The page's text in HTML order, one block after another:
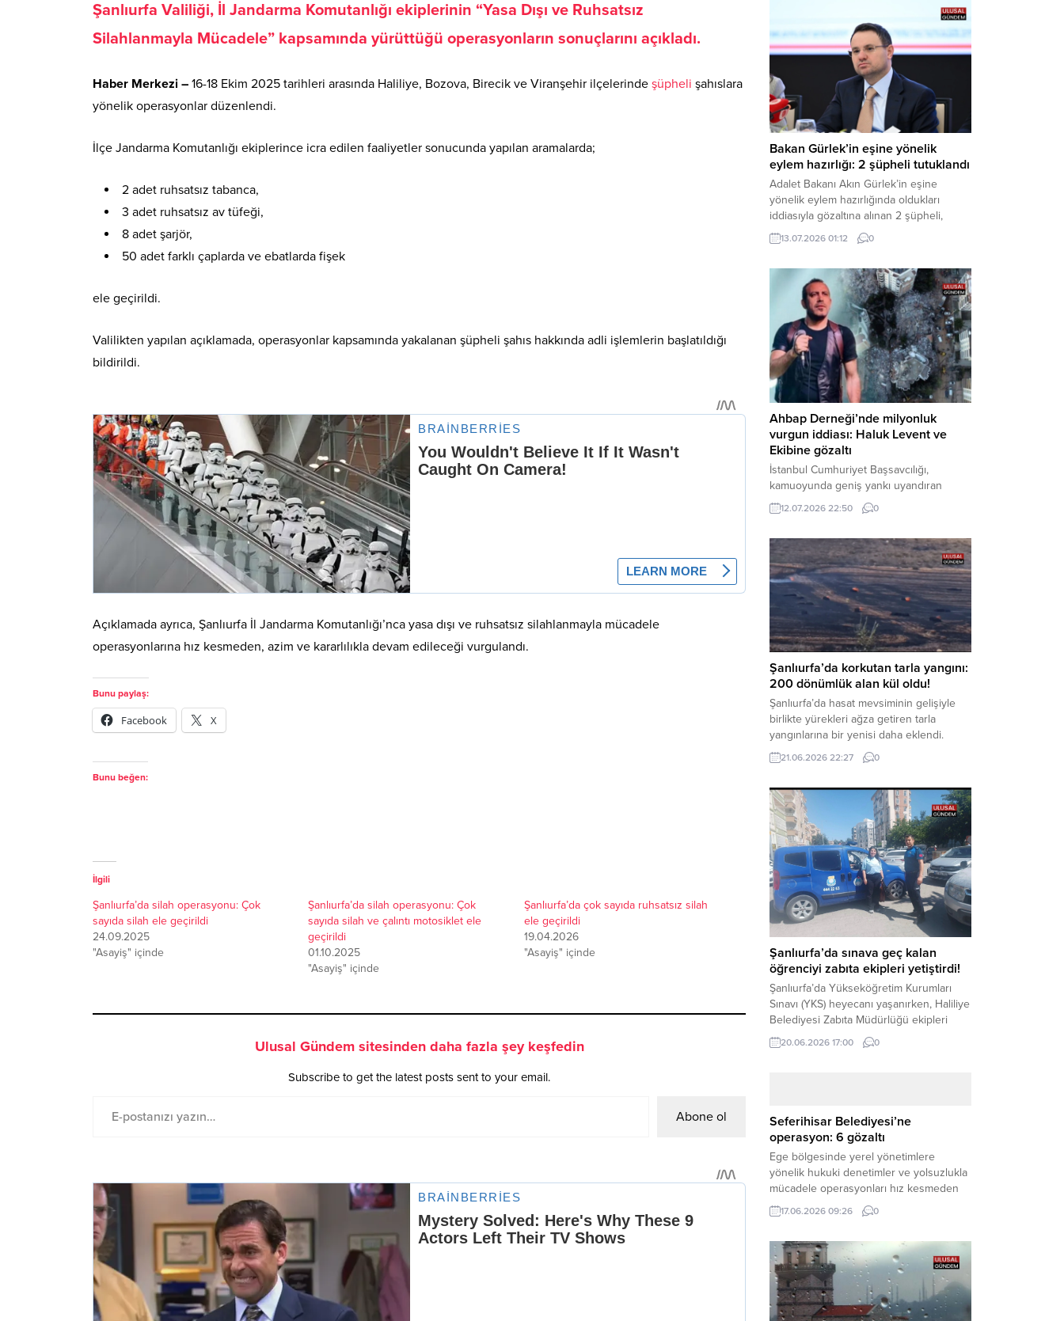
Şanlıurfa Valiliği, İl Jandarma Komutanlığı ekiplerinin “Yasa Dışı ve Ruhsatsız
Silahlanmayla Mücadele” kapsamında yürüttüğü operasyonların sonuçlarını açıkladı.
Haber Merkezi – 16-18 Ekim 2025 tarihleri arasında Haliliye, Bozova, Birecik ve Viranşehir ilçelerinde şüpheli şahıslara
yönelik operasyonlar düzenlendi.
İlçe Jandarma Komutanlığı ekiplerince icra edilen faaliyetler sonucunda yapılan aramalarda;
2 adet ruhsatsız tabanca,
3 adet ruhsatsız av tüfeği,
8 adet şarjör,
50 adet farklı çaplarda ve ebatlarda fişek
ele geçirildi.
Valilikten yapılan açıklamada, operasyonlar kapsamında yakalanan şüpheli şahıs hakkında adli işlemlerin başlatıldığı
bildirildi.
Açıklamada ayrıca, Şanlıurfa İl Jandarma Komutanlığı’nca yasa dışı ve ruhsatsız silahlanmayla mücadele
operasyonlarına hız kesmeden, azim ve kararlılıkla devam edileceği vurgulandı.
Bunu paylaş:
Facebook X
Bunu beğen:
İlgili
Şanlıurfa’da silah operasyonu: Çok
sayıda silah ele geçirildi
24.09.2025
"Asayiş" içinde
Şanlıurfa’da silah operasyonu: Çok
sayıda silah ve çalıntı motosiklet ele
geçirildi
01.10.2025
"Asayiş" içinde
Şanlıurfa’da çok sayıda ruhsatsız silah
ele geçirildi
19.04.2026
"Asayiş" içinde
Ulusal Gündem sitesinden daha fazla şey keşfedin
Subscribe to get the latest posts sent to your email.
Abone ol
tedbirli olmaya çağırdı. Haber Merkezi –
Çevre, Şehircilik ve İklim Değişikliği
Bakanlığı Meteoroloji Genel Müdürlüğü,
ülke genelini kapsayan son hava...
Bakan Gürlek’in eşine yönelik
eylem hazırlığı: 2 şüpheli tutuklandı
Adalet Bakanı Akın Gürlek’in eşine
yönelik eylem hazırlığında oldukları
iddiasıyla gözaltına alınan 2 şüpheli,
çıkarıldıkları mahkemece tutuklanarak
cezaevine gönderildi. Haber Merkezi –
tarafından yürütülen geniş kapsamlı
soruşturma çerçevesinde gözaltına
alınan şüphelilerin emniyetteki işlemleri
tamamlandı. Güvenlik birimlerindeki
sorgularının ardından yoğun güvenlik
önlemleri altında adliyeye sevk edilen
U.Y. ve...
13.07.2026 01:12 0
Ahbap Derneği’nde milyonluk
vurgun iddiası: Haluk Levent ve
Ekibine gözaltı
İstanbul Cumhuriyet Başsavcılığı,
kamuoyunda geniş yankı uyandıran
Ahbap Derneği’ne yönelik kapsamlı bir
soruşturma başlattığını ve Dernek
şüphelilerin gözaltına alındığını açıkladı.
Yürütülen tahkikatın “Dernekler
Kanunu’na muhalefet”, “suçtan
kaynaklanan mal varlığı değerlerini
aklama” ve “örgüt” suçlamaları
kapsamında derinleştirildiği bildirildi.
Haber Merkezi – Soruşturmanın
odağında, özellikle 6 Şubat...
12.07.2026 22:50 0
Şanlıurfa’da korkutan tarla yangını:
200 dönümlük alan kül oldu!
Şanlıurfa’da hasat mevsiminin gelişiyle
birlikte yürekleri ağza getiren tarla
yangınlarına bir yenisi daha eklendi.
Hilvan ilçesinde çıkan yangında, 50
dönümü biçilmemiş buğday olmak üzere
teslim olarak küle döndü. Haber Merkezi
– Yangın, Şanlıurfa’nın Hilvan ilçesine
bağlı Agilmuz köyünde meydana geldi.
Edinilen bilgilere göre, henüz
belirlenemeyen...
21.06.2026 22:27 0
Şanlıurfa’da sınava geç kalan
öğrenciyi zabıta ekipleri yetiştirdi!
Şanlıurfa’da Yükseköğretim Kurumları
Sınavı (YKS) heyecanı yaşanırken, Haliliye
Belediyesi Zabıta Müdürlüğü ekipleri
geleceğini belirleyecek sınava geç kalma
tehlikesiyle karşı karşıya kalan bir
yolunu tutan binlerce aday arasında,
sınav yerine zamanında ulaşamayan bir
öğrenci büyük bir panik yaşadı....
20.06.2026 17:00 0
Seferihisar Belediyesi’ne
operasyon: 6 gözaltı
Ege bölgesinde yerel yönetimlere
yönelik hukuki denetimler ve yolsuzlukla
mücadele operasyonları hız kesmeden
devam ediyor. İzmir’in turistik ilçelerinden
Seferihisar Belediyesi, sabah saatlerinde
operasyonuyla sarsıldı. Haber Merkezi –
İzmir Cumhuriyet Başsavcılığı
koordinesinde yürütülen geniş kapsamlı
yolsuzluk ve mali suçlar soruşturması
kapsamında düğmeye basıldı. Edinilen ilk
17.06.2026 09:26 0